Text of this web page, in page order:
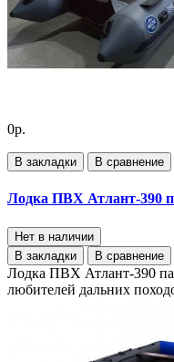
0р.
В закладки В сравнение
Лодка ПВХ Атлант-390
Нет в наличии
В закладки
В сравнение
Лодка ПВХ Атлант-390
любителей дальних